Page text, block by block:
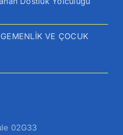
VE ÇOCUK
02G33